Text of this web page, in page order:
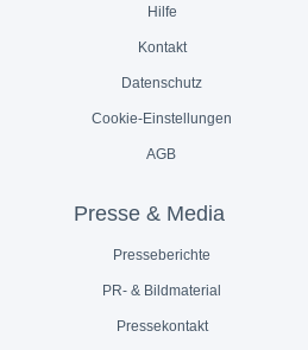
Hilfe
Kontakt
Datenschutz
Cookie-Einstellungen
AGB
Presse & Media
Presseberichte
PR- & Bildmaterial
Pressekontakt